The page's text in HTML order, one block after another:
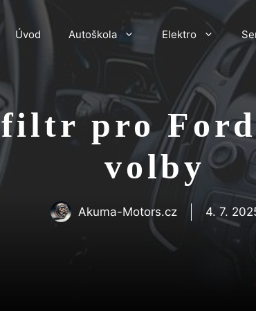
Úvod Autoškola Elektro
pro
volby
Akuma-Motors.cz 4. 7.